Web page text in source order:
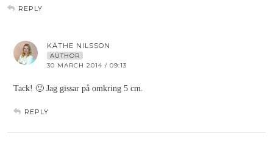
REPLY
KÄTHE NILSSON
AUTHOR
30 MARCH 2014 / 09:13
Tack! 🙂 Jag gissar på omkring 5 cm.
REPLY